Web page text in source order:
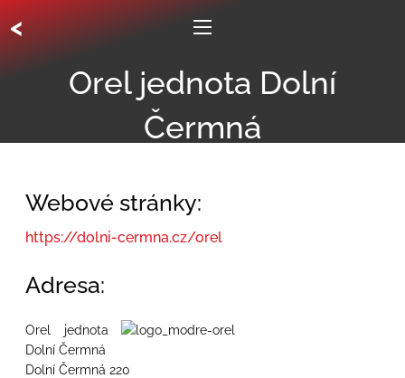
<
Orel jednota Dolní
Čermná
Webové stránky:
https://dolni-cermna.cz/orel
Adresa:
Orel jednota
Dolní Čermná
Dolní Čermná 220